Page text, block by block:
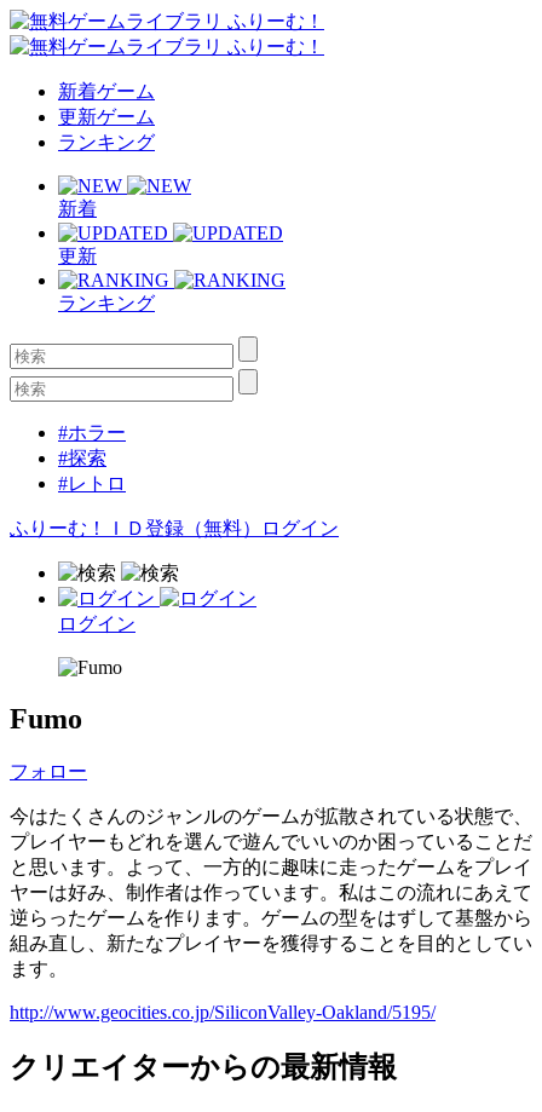
新着ゲーム
更新ゲーム
ランキング
新着
更新
ランキング
#ホラー
#探索
#レトロ
ふりーむ！ＩＤ登録（無料） ログイン
ログイン
Fumo
フォロー
今はたくさんのジャンルのゲームが拡散されている状態で、
プレイヤーもどれを選んで遊んでいいのか困っていることだ
と思います。よって、一方的に趣味に走ったゲームをプレイ
ヤーは好み、制作者は作っています。私はこの流れにあえて
逆らったゲームを作ります。ゲームの型をはずして基盤から
組み直し、新たなプレイヤーを獲得することを目的としてい
ます。
http://www.geocities.co.jp/SiliconValley-Oakland/5195/
クリエイターからの最新情報